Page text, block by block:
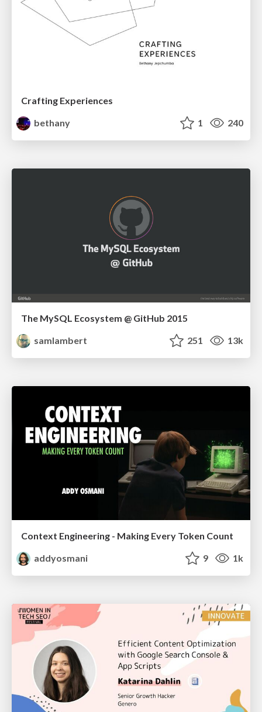
Crafting Experiences
bethany
1 240
The MySQL Ecosystem @ GitHub 2015
samlambert
251 13k
Context Engineering - Making Every Token Count
addyosmani
9 1k